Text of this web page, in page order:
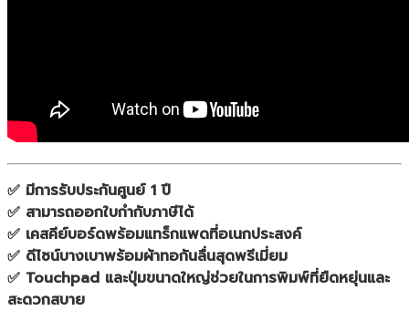
✅ มีการรับประกันศูนย์ 1 ปี
✅ สามารถออกใบกำกับภาษีได้
✅ เคสคีย์บอร์ดพร้อมแทร็กแพดที่อเนกประสงค์
✅ ดีไซน์บางเบาพร้อมผ้าทอกันลื่นสุดพรีเมี่ยม
✅ Touchpad และปุ่มขนาดใหญ่ช่วยในการพิมพ์ที่ยืดหยุ่นและ
สะดวกสบาย